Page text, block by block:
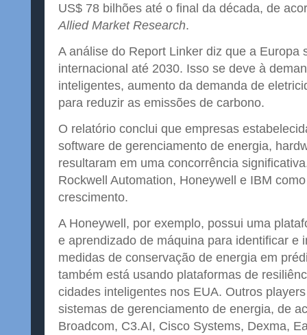
US$ 78 bilhões até o final da década, de
Allied Market Research.
A análise do Report Linker diz que a Europa
internacional até 2030. Isso se deve à
inteligentes, aumento da demanda de
para reduzir as emissões de carbono.
O relatório conclui que empresas
software de gerenciamento de energia,
resultaram em uma concorrência
Rockwell Automation, Honeywell e IBM
crescimento.
A Honeywell, por exemplo, possui uma
e aprendizado de máquina para identificar e
medidas de conservação de energia em
também está usando plataformas de
cidades inteligentes nos EUA. Outros
sistemas de gerenciamento de energia, de
Broadcom, C3.AI, Cisco Systems, Dexma,